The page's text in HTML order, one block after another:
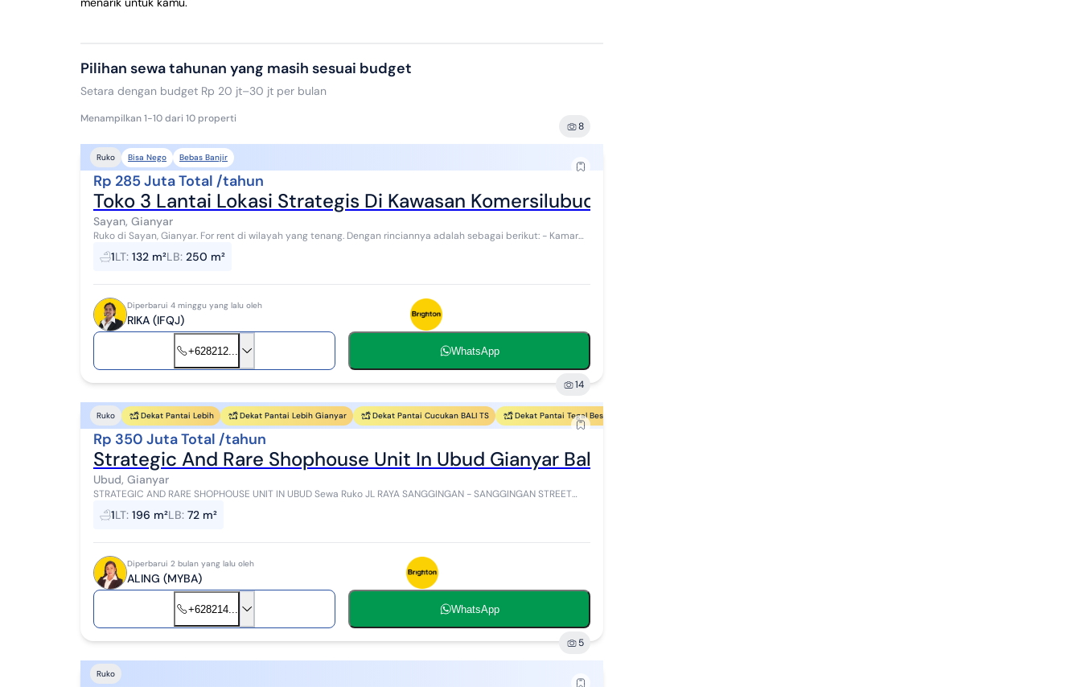
Pilihan sewa tahunan yang masih sesuai budget
Setara dengan budget Rp 20 jt–30 jt per bulan
Menampilkan 1-10 dari 10 properti
8
Ruko Bisa Nego Bebas Banjir
Rp 285 Juta Total /tahun
Toko 3 Lantai Lokasi Strategis Di Kawasan Komersilubud
Sayan, Gianyar
Ruko di Sayan, Gianyar. For rent di wilayah yang tenang. Dengan rinciannya adalah sebagai berikut: - Kamar
1LT: 132 m²LB: 250 m²
Diperbarui 4 minggu yang lalu oleh
RIKA (IFQJ)
+628212... WhatsApp
14
Ruko Dekat Pantai Lebih Dekat Pantai Lebih Gianyar Dekat Pantai Cucukan BALI TS Dekat Pantai Tegal Besar
Rp 350 Juta Total /tahun
Strategic And Rare Shophouse Unit In Ubud Gianyar Bali
Ubud, Gianyar
STRATEGIC AND RARE SHOPHOUSE UNIT IN UBUD Sewa Ruko JL RAYA SANGGINGAN - SANGGINGAN STREET
UBUD - Gianyar LT 196 LB 72 KT 1 KM 1 Listrik 2200 Rp 35...
1LT: 196 m²LB: 72 m²
Diperbarui 2 bulan yang lalu oleh
ALING (MYBA)
+628214... WhatsApp
5
Ruko